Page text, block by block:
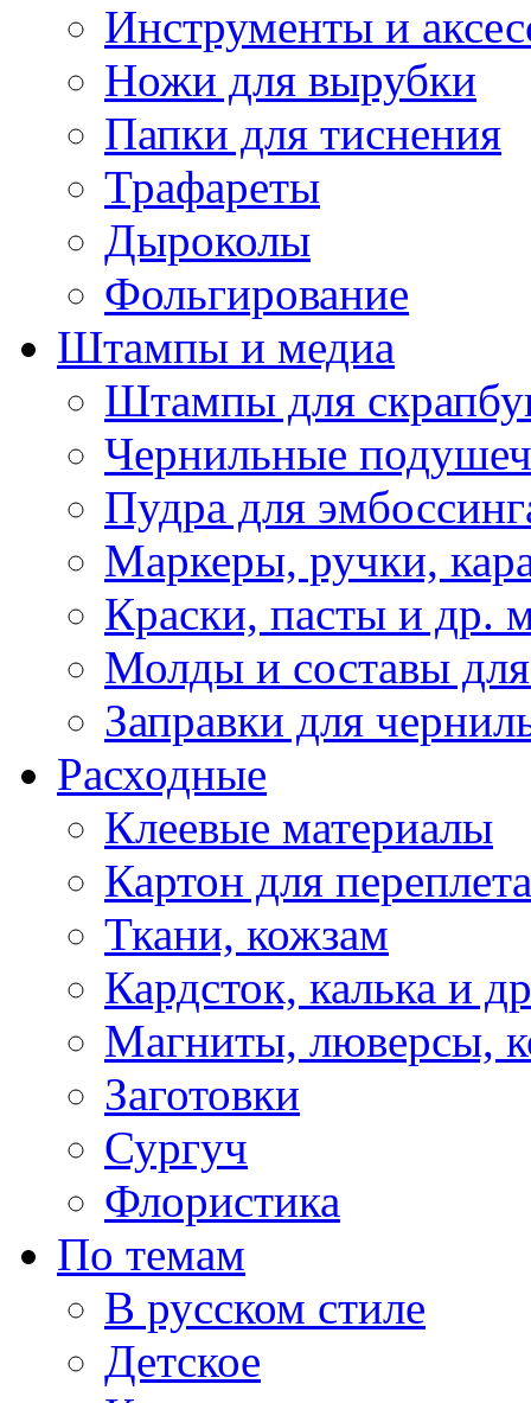
Инструменты и
Ножи для вырубки
Папки для тиснения
Трафареты
Дыроколы
Фольгирование
Штампы и медиа
Штампы для
Чернильные
Пудра для
Маркеры, ручки,
Краски, пасты и др.
Молды и составы
Заправки для
Расходные
Клеевые материалы
Картон для переплета
Ткани, кожзам
Кардсток, калька и
Магниты, люверсы,
Заготовки
Сургуч
Флористика
По темам
В русском стиле
Детское